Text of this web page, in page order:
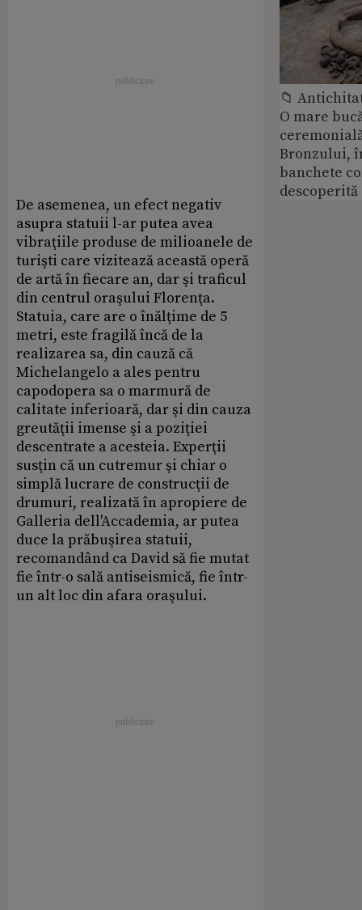
De asemenea, un efect negativ
asupra statuii l-ar putea avea
vibraţiile produse de milioanele de
turişti care vizitează această operă
de artă în fiecare an, dar şi traficul
din centrul oraşului Florenţa.
Statuia, care are o înălţime de 5
metri, este fragilă încă de la
realizarea sa, din cauză că
Michelangelo a ales pentru
capodopera sa o marmură de
calitate inferioară, dar şi din cauza
greutăţii imense şi a poziţiei
descentrate a acesteia. Experţii
susţin că un cutremur şi chiar o
simplă lucrare de construcţii de
drumuri, realizată în apropiere de
Galleria dell'Accademia, ar putea
duce la prăbuşirea statuii,
recomandând ca David să fie mutat
fie într-o sală antiseismică, fie într-
un alt loc din afara oraşului.
📁
O mare
Bronzului,
banchete